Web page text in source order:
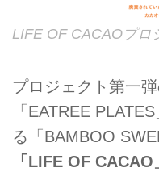
LIFE OF CACAOプロ
プロジェクト第一
「EATREE
る「BAMBOO
「LIFE OF CACAO